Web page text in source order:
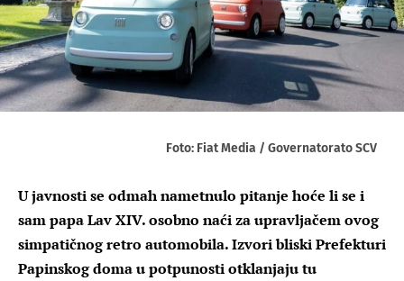
Foto: Fiat Media / Governatorato SCV
U javnosti se odmah nametnulo pitanje hoće li se i
sam papa Lav XIV. osobno naći za upravljačem ovog
simpatičnog retro automobila. Izvori bliski Prefekturi
Papinskog doma u potpunosti otklanjaju tu